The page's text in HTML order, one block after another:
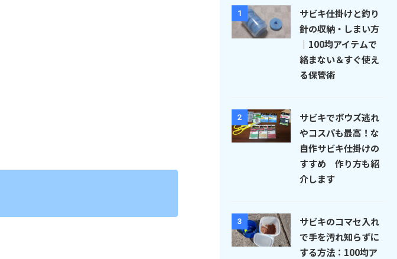
1
サビキ仕掛けと釣り
針の収納・しまい方
｜100均アイテムで
絡まない＆すぐ使え
る保管術
2
サビキでボウズ逃れ
やコスパも最高！な
自作サビキ仕掛けの
すすめ 作り方も紹
介します
3
サビキのコマセ入れ
で手を汚れ知らずに
する方法：100均ア